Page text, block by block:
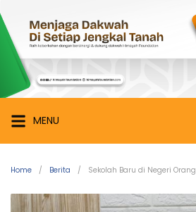
to
content
Himayah
Foundation
Menjaga
Dakwah
di
Setiap
Jengkal
MENU
Home Berita Sekolah Baru di Negeri Orang